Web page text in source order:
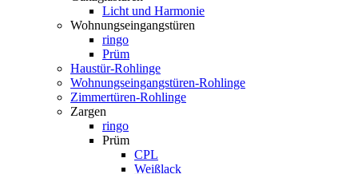
Licht und Harmonie
Wohnungseingangstüren
ringo
Prüm
Haustür-Rohlinge
Wohnungseingangstüren-Rohlinge
Zimmertüren-Rohlinge
Zargen
ringo
Prüm
CPL
Weißlack